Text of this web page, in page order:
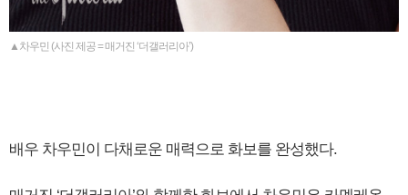
▲차우민 (사진 제공 = 매거진 ‘더갤러리아’)
배우 차우민이 다채로운 매력으로 화보를 완성했다.